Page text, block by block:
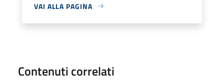
VAI ALLA PAGINA
Contenuti correlati